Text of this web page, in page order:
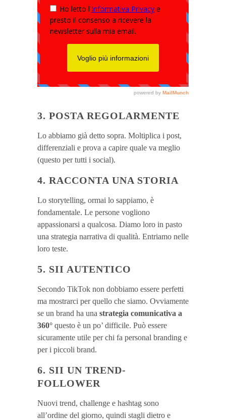
3. POSTA REGOLARMENTE
Lo abbiamo già detto sopra. Moltiplica i post,
differenziali e prova a capire quale va meglio
(questo per tutti i social).
4. RACCONTA UNA STORIA
Lo storytelling, ormai lo sappiamo, è
fondamentale. Le persone vogliono
appassionarsi a qualcosa. Diamo loro in pasto
una strategia narrativa di qualità. Entriamo nelle
loro teste.
5. SII AUTENTICO
Secondo TikTok non dobbiamo essere perfetti
ma mostrarci per quello che siamo. Ovviamente
se un brand ha una strategia comunicativa a
360° questo è un po’ difficile. Può essere
sicuramente utile per chi fa personal branding e
per i piccoli brand.
6. SII UN TREND-
FOLLOWER
Nuovi trend, challenge e hashtag sono
all’ordine del giorno, quindi stagli dietro e